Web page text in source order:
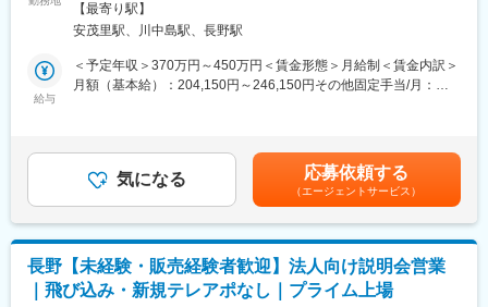
・医療機器1つで診断精度や治療効率が大きく変わるため、医療現
場に直接貢献している実感を得られます。
スタイルです。
・在宅医療やAEDなど、提案できる商材・サービスの幅が広いこ
■働きやすさ
・大手フクダ電子グループならではの安定した環境◎プロ野球・J
リーグの観戦や福利厚生施設の他、定期的に開催される勉強会や
各種研修制度・eラーニングの導入など、業界未経験も活躍できる
り、プライベートを大切にできる働きやすい環境です。
フクダ電子グループの一員として、病院・クリニックなどの医療
機関に向けた**営業サポート業務**をメインに**医療機器の法人営
業（既存顧客中心）**もお任せします。
【 具体的な業務内容 】
・医療現場の課題やニーズに応じた製品・サービスの提案
・製品導入時のデモンストレーション、使用方法の説明
・簡単な問い合わせ対応（専門的な修理・点検は別部署が担当）
～ 臨床検査技師・臨床工学技士をどう活かせる？ ～
お客様は医療機関に在籍の医師や看護師、臨床検査技師、臨床工
面禁煙変更の範囲：会社の定める事業所
【最寄り駅】
安茂里駅、川中島駅、長野駅
給与
＜予定年収＞370万円～450万円＜賃金形態＞月給制＜賃金内訳＞
月額（基本給）：204,150円～246,150円その他固定手当/月：
手当＞有＜給与補足＞■昇給：年1回■賞与：年2回（7月・12月）※
過去実績計4.0ヶ月分（業績によって変動）■インセンティブ手当
（報奨金）別途支給■地域手当：3,500円■資格手当あり賃金はあ
くまでも目安の金額であり、選考を通じて上下する可能性があり
ます。月給(月額)は固定手当を含めた表記です。
気になる 応募依頼する
（エージェントサービス）
長野【未経験・販売経験者歓迎】法人向け説明会営業
｜飛び込み・新規テレアポなし｜プライム上場